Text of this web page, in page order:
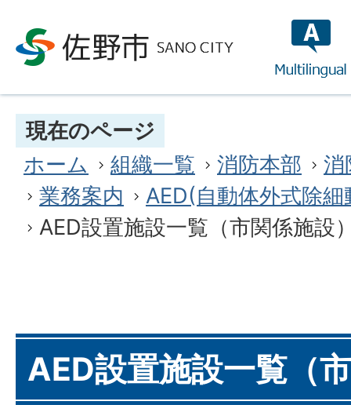
現在のページ
ホーム
組織一覧 消防本部
消
業務案内
AED(自動体外式除
AED設置施設一覧（市関係施設
AED設置施設一覧（